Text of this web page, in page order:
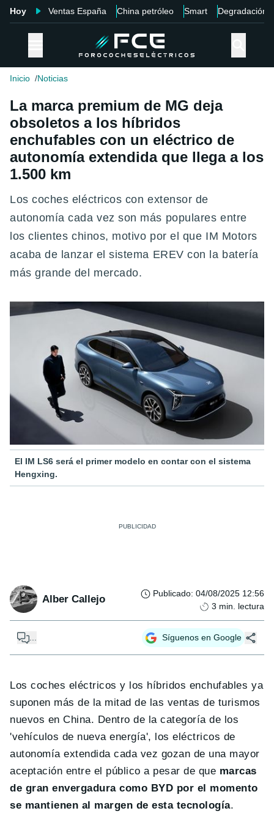
Hoy Ventas España China petróleo Smart Degradación
Inicio Noticias
La marca premium de MG deja
obsoletos a los híbridos
enchufables con un eléctrico de
autonomía extendida que llega a los
1.500 km
Los coches eléctricos con extensor de
autonomía cada vez son más populares entre
los clientes chinos, motivo por el que IM Motors
acaba de lanzar el sistema EREV con la batería
más grande del mercado.
El IM LS6 será el primer modelo en contar con el sistema
Hengxing.
Alber Callejo Publicado: 04/08/2025 12:56
3 min. lectura
... Síguenos en Google
Los coches eléctricos y los híbridos enchufables ya
suponen más de la mitad de las ventas de turismos
nuevos en China. Dentro de la categoría de los
'vehículos de nueva energía', los eléctricos de
autonomía extendida cada vez gozan de una mayor
aceptación entre el público a pesar de que marcas
de gran envergadura como BYD por el momento
se mantienen al margen de esta tecnología.